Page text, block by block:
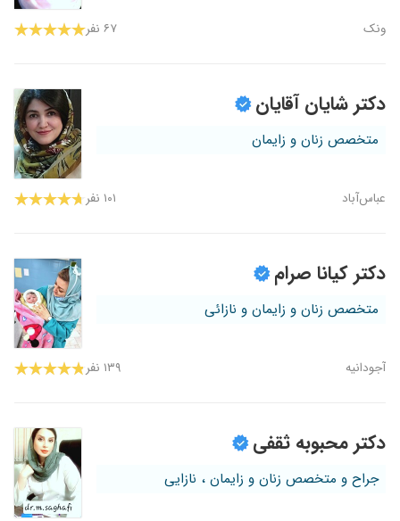
ونک ۶۷ نفر
دکتر شایان آقایان
متخصص زنان و زایمان
عباس‌آباد ۱۰۱ نفر
دکتر کیانا صرام
متخصص زنان و زایمان و نازائی
آجودانیه ۱۳۹ نفر
دکتر محبوبه ثقفی
جراح و متخصص زنان و زایمان ، نازایی